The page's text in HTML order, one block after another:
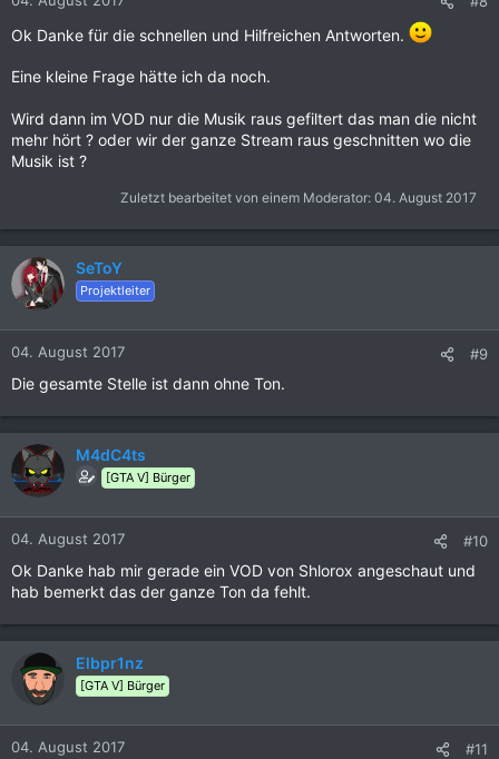
n
Ok Danke für die schnellen und Hilfreichen Antworten.
Eine kleine Frage hätte ich da noch.
Wird dann im VOD nur die Musik raus gefiltert das man die nicht
mehr hört ? oder wir der ganze Stream raus geschnitten wo die
Musik ist ?
Zuletzt bearbeitet von einem Moderator: 04. August 2017
SeToY
Projektleiter
04. August 2017 #9
Die gesamte Stelle ist dann ohne Ton.
M4dC4ts
[GTA V] Bürger
04. August 2017 #10
Ok Danke hab mir gerade ein VOD von Shlorox angeschaut und
hab bemerkt das der ganze Ton da fehlt.
Elbpr1nz
[GTA V] Bürger
04. August 2017 #11